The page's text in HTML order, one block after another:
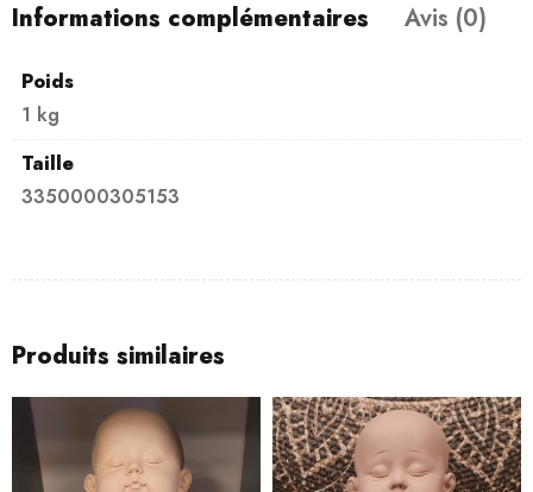
Informations complémentaires Avis (0)
Poids
1 kg
Taille
3350000305153
Produits similaires